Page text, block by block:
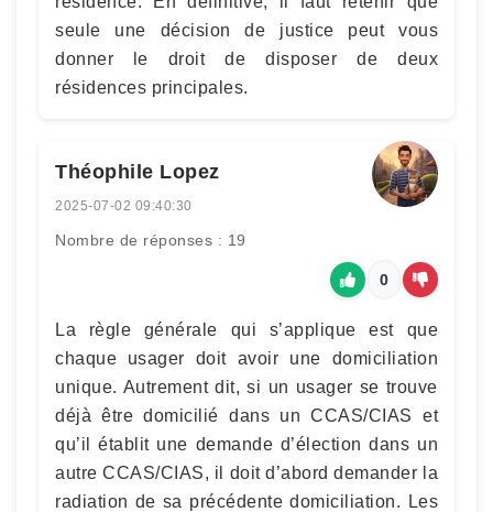
seule une décision de justice peut vous
donner le droit de disposer de deux
résidences principales.
Théophile Lopez
2025-07-02 09:40:30
Nombre de réponses : 19
0
La règle générale qui s’applique est que
chaque usager doit avoir une domiciliation
unique. Autrement dit, si un usager se trouve
déjà être domicilié dans un CCAS/CIAS et
qu’il établit une demande d’élection dans un
autre CCAS/CIAS, il doit d’abord demander la
radiation de sa précédente domiciliation. Les